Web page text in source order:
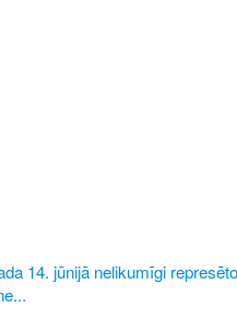
14. jūnijā nelikumīgi